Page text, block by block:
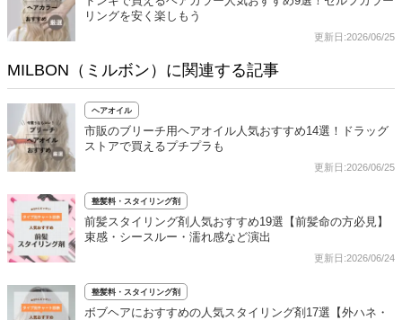
リングを安く楽しもう
更新日:2026/06/25
MILBON（ミルボン）に関連する記事
ヘアオイル
市販のブリーチ用ヘアオイル人気おすすめ14選！ドラッグ
ストアで買えるプチプラも
更新日:2026/06/25
整髪料・スタイリング剤
前髪スタイリング剤人気おすすめ19選【前髪命の方必見】
束感・シースルー・濡れ感など演出
更新日:2026/06/24
整髪料・スタイリング剤
ボブヘアにおすすめの人気スタイリング剤17選【外ハネ・